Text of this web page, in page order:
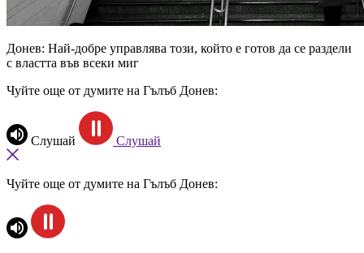
Донев: Най-добре управлява този, който е готов да се раздели
с властта във всеки миг
Чуйте още от думите на Гълъб Донев:
Слушай Слушай
Чуйте още от думите на Гълъб Донев: